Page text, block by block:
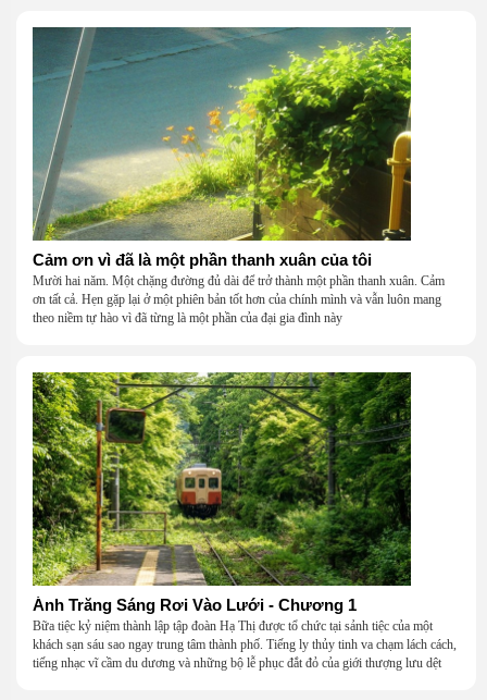
Cảm ơn vì đã là một phần thanh xuân của tôi
Mười hai năm. Một chặng đường đủ dài để trở thành một phần thanh xuân. Cảm
ơn tất cả. Hẹn gặp lại ở một phiên bản tốt hơn của chính mình và vẫn luôn mang
theo niềm tự hào vì đã từng là một phần của đại gia đình này
Ánh Trăng Sáng Rơi Vào Lưới - Chương 1
Bữa tiệc kỷ niệm thành lập tập đoàn Hạ Thị được tổ chức tại sảnh tiệc của một
khách sạn sáu sao ngay trung tâm thành phố. Tiếng ly thủy tinh va chạm lách cách,
tiếng nhạc vĩ cầm du dương và những bộ lễ phục đắt đỏ của giới thượng lưu dệt